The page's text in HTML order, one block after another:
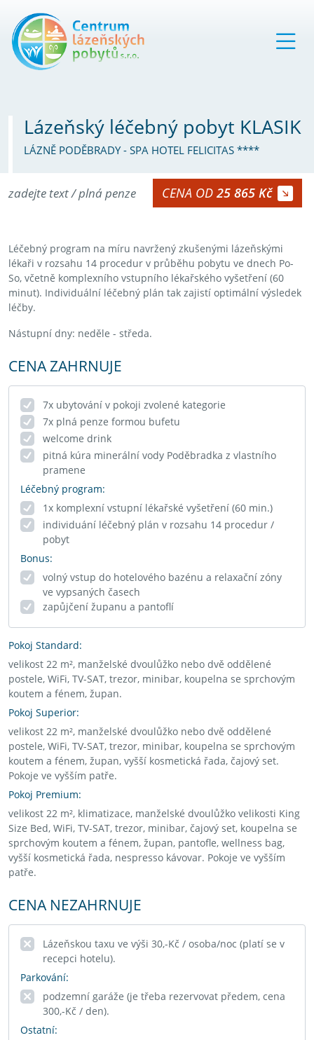
Lázeňský léčebný pobyt KLASIK
LÁZNĚ PODĚBRADY - SPA HOTEL FELICITAS ****
zadejte text / plná penze CENA OD 25 865 Kč
Léčebný program na míru navržený zkušenými lázeňskými
lékaři v rozsahu 14 procedur v průběhu pobytu ve dnech Po-
So, včetně komplexního vstupního lékařského vyšetření (60
minut). Individuální léčebný plán tak zajistí optimální výsledek
léčby.
Nástupní dny: neděle - středa.
CENA ZAHRNUJE
7x ubytování v pokoji zvolené kategorie
7x plná penze formou bufetu
welcome drink
pitná kúra minerální vody Poděbradka z vlastního
pramene
Léčebný program:
1x komplexní vstupní lékařské vyšetření (60 min.)
individuání léčebný plán v rozsahu 14 procedur /
pobyt
Bonus:
volný vstup do hotelového bazénu a relaxační zóny
ve vypsaných časech
zapůjčení županu a pantoflí
Pokoj Standard:
velikost 22 m², manželské dvoulůžko nebo dvě oddělené
postele, WiFi, TV-SAT, trezor, minibar, koupelna se sprchovým
koutem a fénem, župan.
Pokoj Superior:
velikost 22 m², manželské dvoulůžko nebo dvě oddělené
postele, WiFi, TV-SAT, trezor, minibar, koupelna se sprchovým
koutem a fénem, župan, vyšší kosmetická řada, čajový set.
Pokoje ve vyšším patře.
Pokoj Premium:
velikost 22 m², klimatizace, manželské dvoulůžko velikosti King
Size Bed, WiFi, TV-SAT, trezor, minibar, čajový set, koupelna se
sprchovým koutem a fénem, župan, pantofle, wellness bag,
vyšší kosmetická řada, nespresso kávovar. Pokoje ve vyšším
patře.
CENA NEZAHRNUJE
Lázeňskou taxu ve výši 30,-Kč / osoba/noc (platí se v
recepci hotelu).
Parkování:
podzemní garáže (je třeba rezervovat předem, cena
300,-Kč / den).
Ostatní: